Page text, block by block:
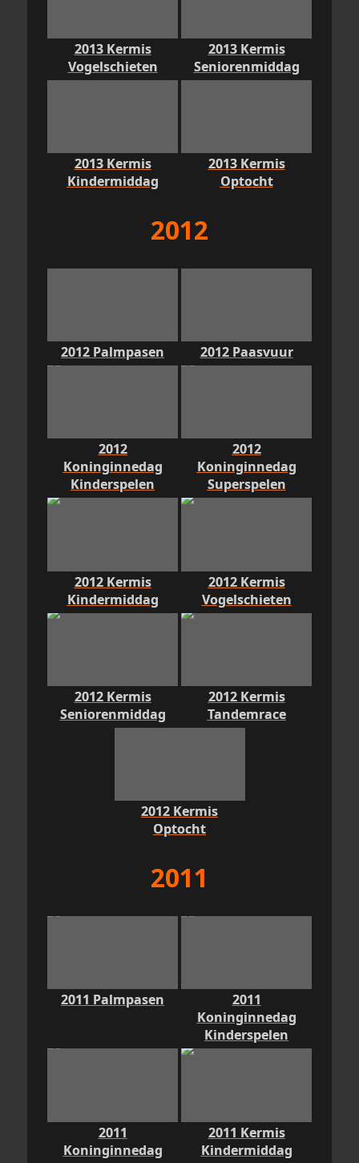
2013 Kermis
Vogelschieten
2013 Kermis
Seniorenmiddag
2013 Kermis
Kindermiddag
2013 Kermis
Optocht
2012
2012 Palmpasen 2012 Paasvuur
2012
Koninginnedag
Kinderspelen
2012
Koninginnedag
Superspelen
2012 Kermis
Kindermiddag
2012 Kermis
Vogelschieten
2012 Kermis
Seniorenmiddag
2012 Kermis
Tandemrace
2012 Kermis
Optocht
2011
2011 Palmpasen
2011
Koninginnedag
Kinderspelen
2011
Koninginnedag
2011 Kermis
Kindermiddag